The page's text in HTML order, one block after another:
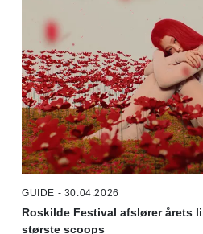
GUIDE - 30.04.2026
Roskilde Festival afslører årets
største scoops